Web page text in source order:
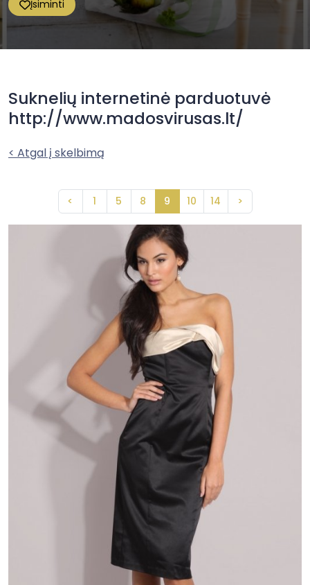
Įsiminti
Suknelių internetinė parduotuvė
http://www.madosvirusas.lt/
< Atgal į skelbimą
< 1 5 8 9 10 14 >